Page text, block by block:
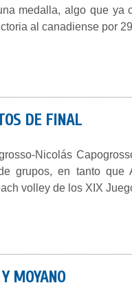
medalla, algo que ya
al canadiense por
DE FINAL
Nicolás
grupos, en tanto que
volley de los XIX
MOYANO